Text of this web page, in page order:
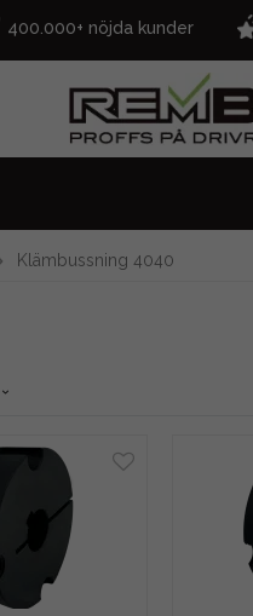
400.000+ nöjda kunder
Klämbussning 4040